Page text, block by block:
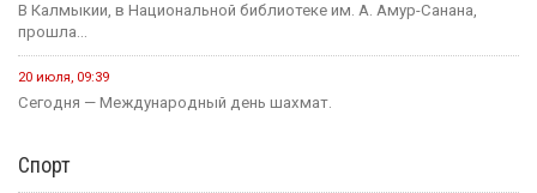
В Калмыкии, в Национальной библиотеке им. А. Амур-Санана,
прошла...
20 июля, 09:39
Сегодня — Международный день шахмат.
Спорт